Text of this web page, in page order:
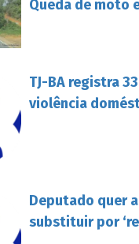
Queda de moto
TJ-BA registra
violência
Deputado quer
substituir por